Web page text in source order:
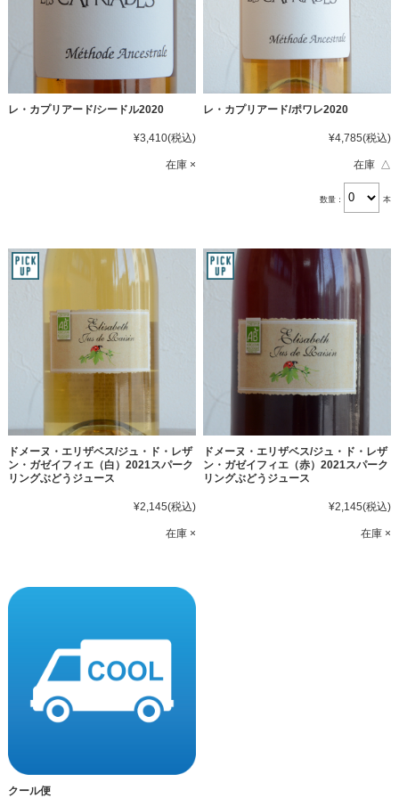
レ・カプリアード/シードル2020
¥3,410(税込)
在庫 ×
レ・カプリアード/ポワレ2020
¥4,785(税込)
在庫 △
数量： 本
ドメーヌ・エリザベス/ジュ・ド・レザ
ン・ガゼイフィエ（白）2021スパーク
リングぶどうジュース
¥2,145(税込)
在庫 ×
ドメーヌ・エリザベス/ジュ・ド・レザ
ン・ガゼイフィエ（赤）2021スパーク
リングぶどうジュース
¥2,145(税込)
在庫 ×
クール便